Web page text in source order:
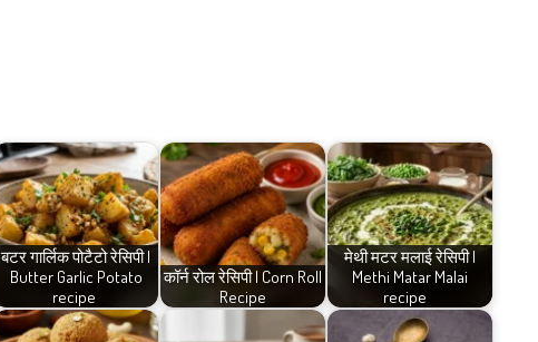
बटर गार्लिक पोटैटो रेसिपी |
Butter Garlic Potato
recipe
कॉर्न रोल रेसिपी | Corn Roll
Recipe
मेथी मटर मलाई रेसिपी |
Methi Matar Malai
recipe